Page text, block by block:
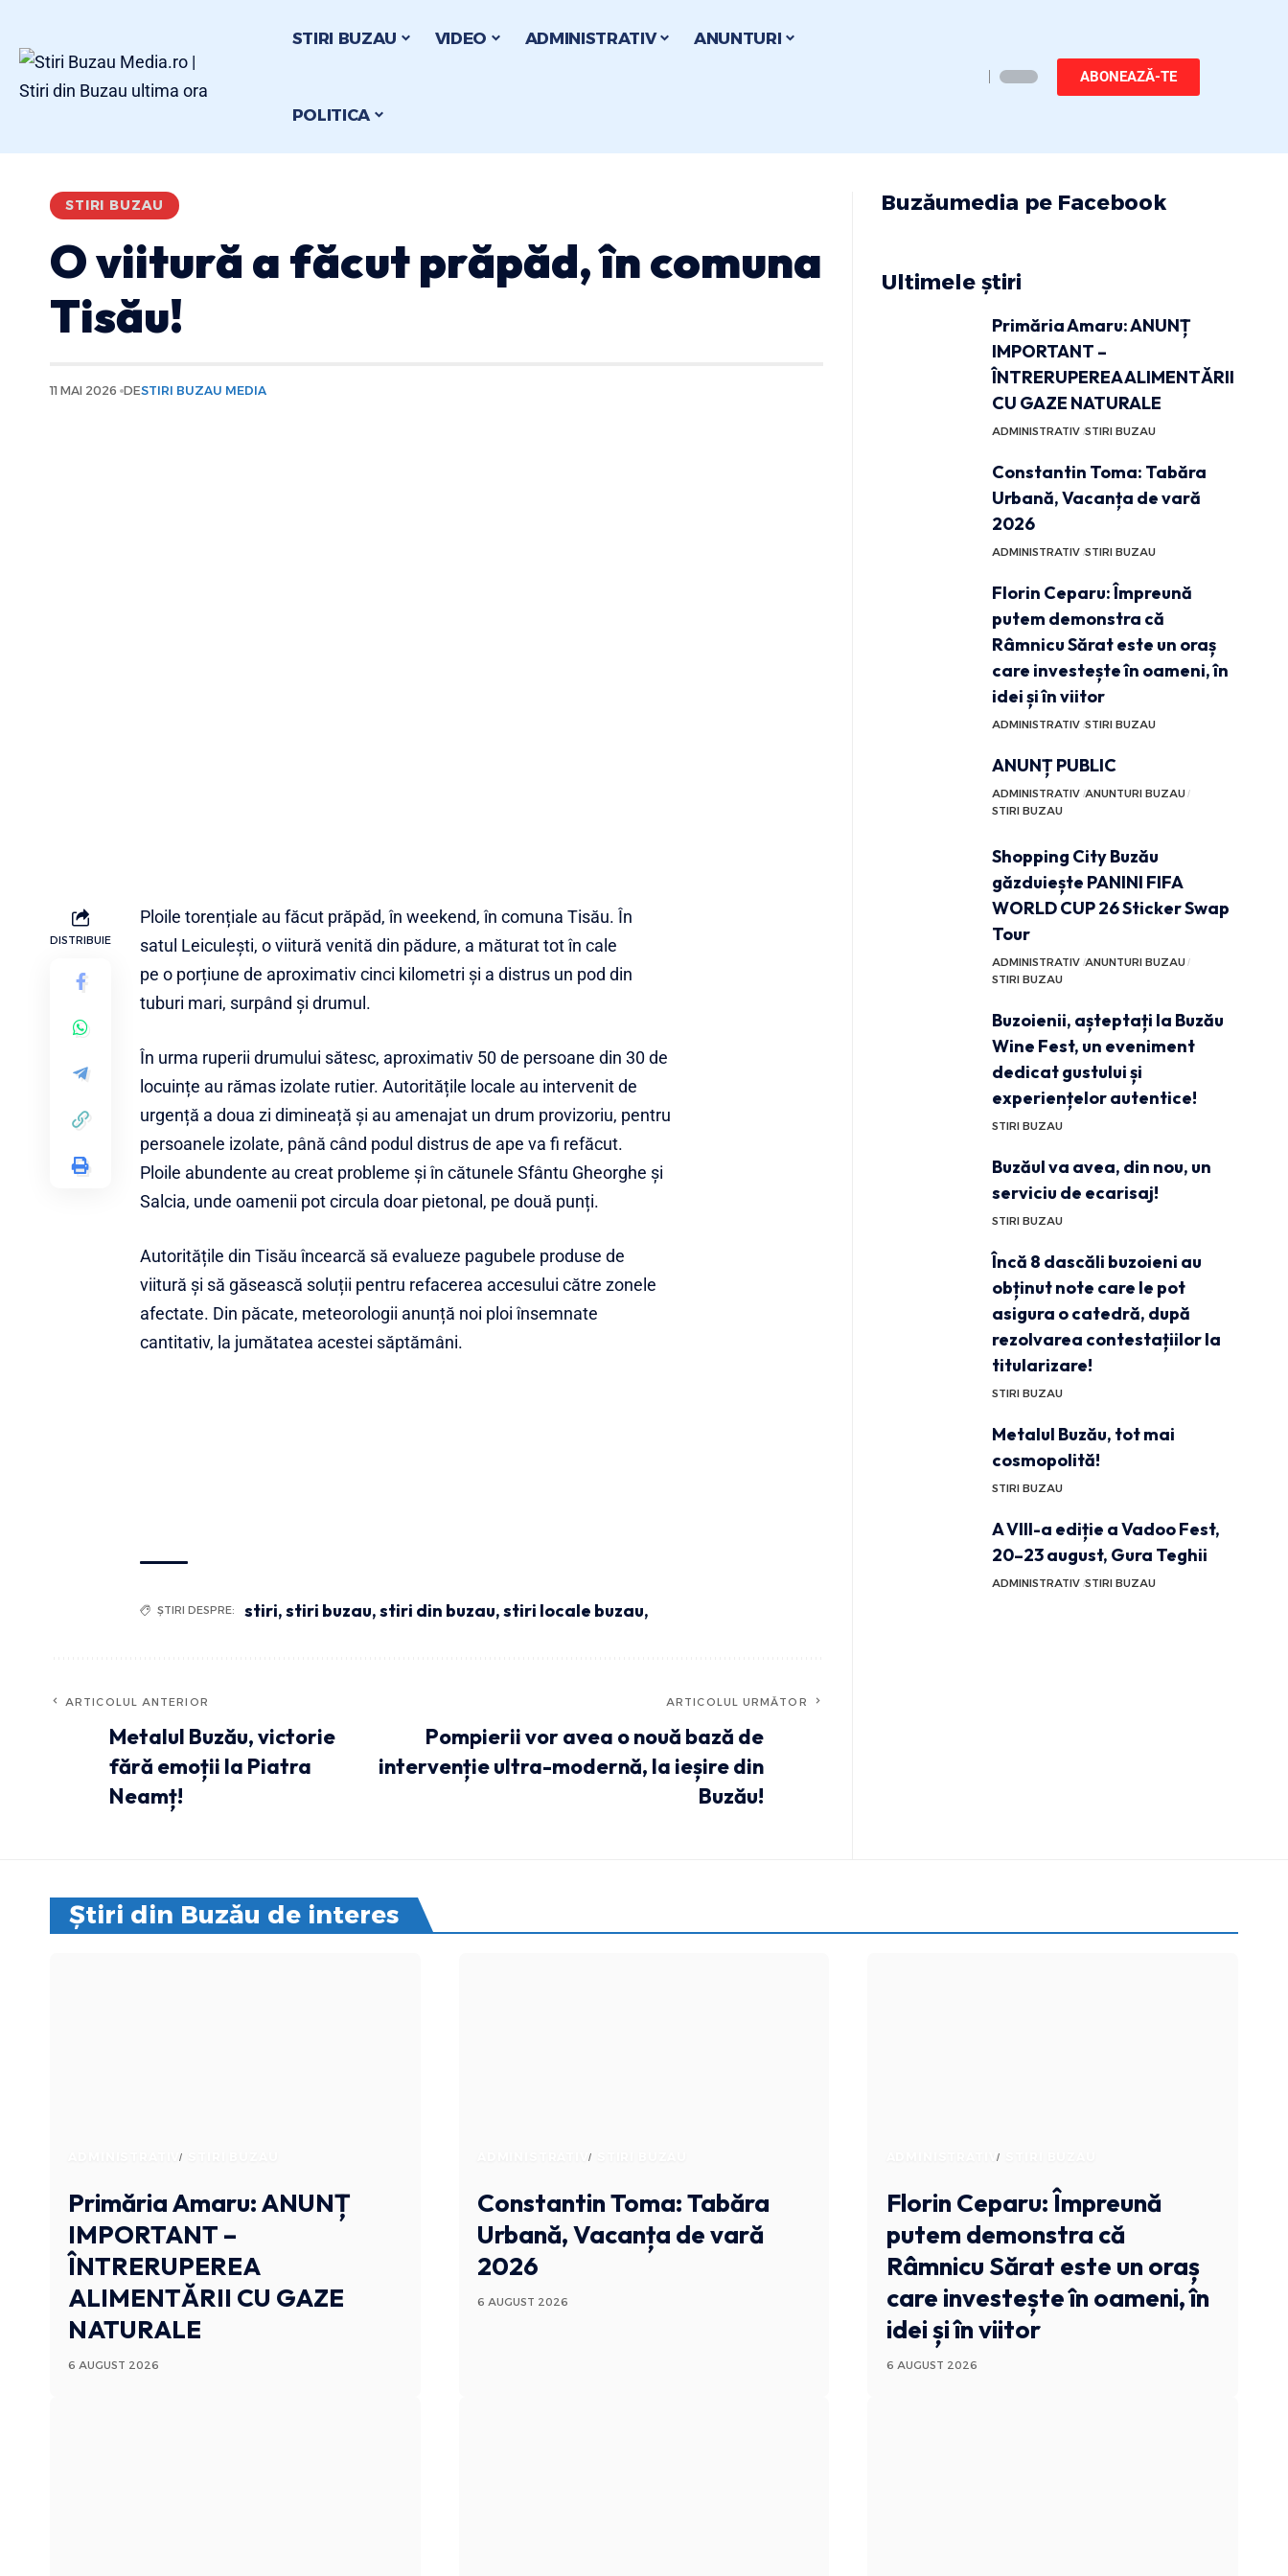
STIRI BUZAU VIDEO ADMINISTRATIV ANUNTURI
POLITICA
ABONEAZĂ-TE
STIRI BUZAU
O viitură a făcut prăpăd, în comuna
Tisău!
11 MAI 2026 DESTIRI BUZAU MEDIA
DISTRIBUIE
Ploile torențiale au făcut prăpăd, în weekend, în comuna Tisău. În
satul Leiculești, o viitură venită din pădure, a măturat tot în cale
pe o porțiune de aproximativ cinci kilometri și a distrus un pod din
tuburi mari, surpând și drumul.
În urma ruperii drumului sătesc, aproximativ 50 de persoane din 30 de
locuințe au rămas izolate rutier. Autoritățile locale au intervenit de
urgență a doua zi dimineață și au amenajat un drum provizoriu, pentru
persoanele izolate, până când podul distrus de ape va fi refăcut.
Ploile abundente au creat probleme și în cătunele Sfântu Gheorghe și
Salcia, unde oamenii pot circula doar pietonal, pe două punți.
Autoritățile din Tisău încearcă să evalueze pagubele produse de
viitură și să găsească soluții pentru refacerea accesului către zonele
afectate. Din păcate, meteorologii anunță noi ploi însemnate
cantitativ, la jumătatea acestei săptămâni.
ȘTIRI DESPRE: stiri,stiri buzau,stiri din buzau,stiri locale buzau,
ARTICOLUL ANTERIOR
Metalul Buzău, victorie
fără emoții la Piatra
Neamț!
ARTICOLUL URMĂTOR
Pompierii vor avea o nouă bază de
intervenție ultra-modernă, la ieșire din
Buzău!
Buzăumedia pe Facebook
Ultimele știri
Primăria Amaru: ANUNȚ
IMPORTANT –
ÎNTRERUPEREA ALIMENTĂRII
CU GAZE NATURALE
ADMINISTRATIV STIRI BUZAU
Constantin Toma: Tabăra
Urbană, Vacanța de vară
2026
ADMINISTRATIV STIRI BUZAU
Florin Ceparu: Împreună
putem demonstra că
Râmnicu Sărat este un oraș
care investește în oameni, în
idei și în viitor
ADMINISTRATIV STIRI BUZAU
ANUNȚ PUBLIC
ADMINISTRATIV ANUNTURI BUZAU
STIRI BUZAU
Shopping City Buzău
găzduiește PANINI FIFA
WORLD CUP 26 Sticker Swap
Tour
ADMINISTRATIV ANUNTURI BUZAU
STIRI BUZAU
Buzoienii, așteptați la Buzău
Wine Fest, un eveniment
dedicat gustului și
experiențelor autentice!
STIRI BUZAU
Buzăul va avea, din nou, un
serviciu de ecarisaj!
STIRI BUZAU
Încă 8 dascăli buzoieni au
obținut note care le pot
asigura o catedră, după
rezolvarea contestațiilor la
titularizare!
STIRI BUZAU
Metalul Buzău, tot mai
cosmopolită!
STIRI BUZAU
A VIII-a ediție a Vadoo Fest,
20–23 august, Gura Teghii
ADMINISTRATIV STIRI BUZAU
Știri din Buzău de interes
ADMINISTRATIV
Primăria Amaru: ANUNȚ
IMPORTANT –
ÎNTRERUPEREA
ALIMENTĂRII CU GAZE
NATURALE
6 AUGUST 2026
ADMINISTRATIV
Constantin Toma: Tabăra
Urbană, Vacanța de vară
2026
6 AUGUST 2026
ADMINISTRATIV
Florin Ceparu: Împreună
putem demonstra că
Râmnicu Sărat este un oraș
care investește în oameni, în
idei și în viitor
6 AUGUST 2026